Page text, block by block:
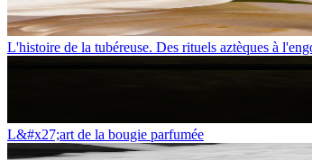
L'histoire de la tubéreuse. Des rituels aztèques à
L&#x27;art de la bougie parfumée